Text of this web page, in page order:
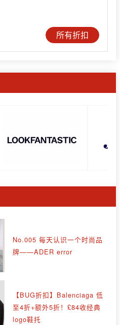
所有折扣
No.005 每天认识一个时尚品
牌——ADER error
【BUG折扣】Balenciaga 低
至4折+额外5折！£84收经典
logo鞋托